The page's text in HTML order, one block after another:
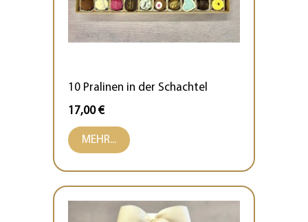
10 Pralinen in der Schachtel
17,00 €
MEHR...